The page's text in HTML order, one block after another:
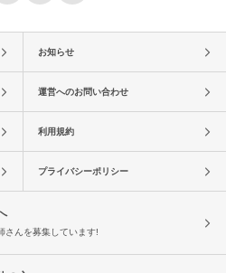
お知らせ
運営へのお問い合わせ
利用規約
プライバシーポリシー
さんを募集しています!